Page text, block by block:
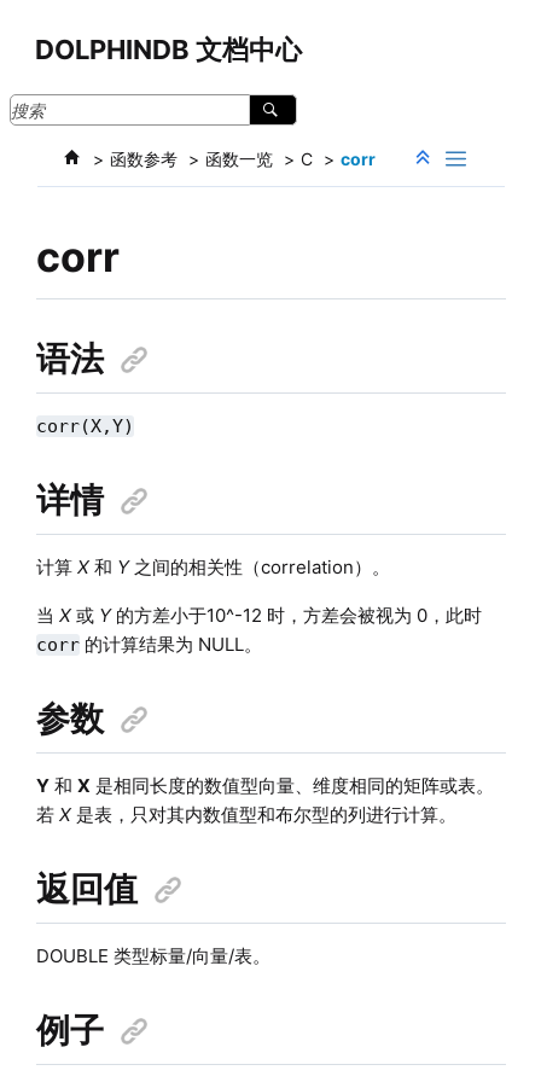
DOLPHINDB 文档中心
函数参考 函数一览 C corr
corr
语法
corr(X,Y)
详情
计算 X和 Y之间的相关性（correlation）。
当 X或 Y的方差小于10^-12 时，方差会被视为 0，此时
corr的计算结果为 NULL。
参数
Y和 X 是相同长度的数值型向量、维度相同的矩阵或表。
若 X是表，只对其内数值型和布尔型的列进行计算。
返回值
DOUBLE 类型标量/向量/表。
例子